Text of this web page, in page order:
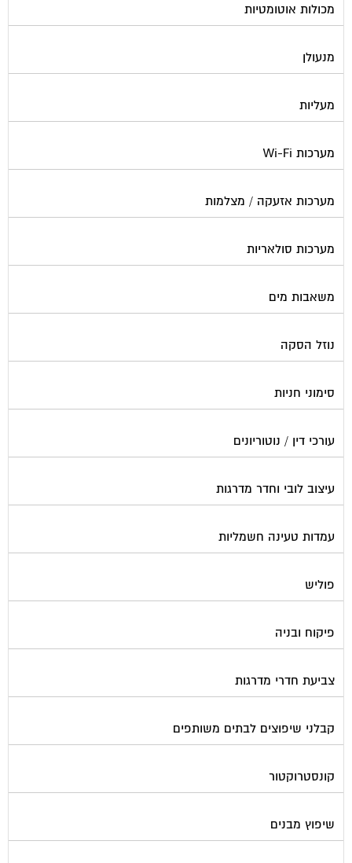
מכולות אוטומטיות
מנעולן
מעליות
מערכות Wi-Fi
מערכות אזעקה / מצלמות
מערכות סולאריות
משאבות מים
נוזל הסקה
סימוני חניות
עורכי דין / נוטוריונים
עיצוב לובי וחדר מדרגות
עמדות טעינה חשמליות
פוליש
פיקוח ובניה
צביעת חדרי מדרגות
קבלני שיפוצים לבתים משותפים
קונסטרוקטור
שיפוץ מבנים